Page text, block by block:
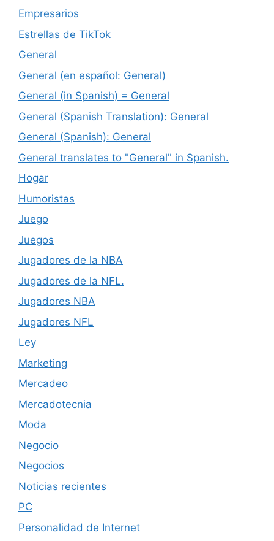
Empresarios
Estrellas de TikTok
General
General (en español: General)
General (in Spanish) = General
General (Spanish Translation): General
General (Spanish): General
General translates to "General" in Spanish.
Hogar
Humoristas
Juego
Juegos
Jugadores de la NBA
Jugadores de la NFL.
Jugadores NBA
Jugadores NFL
Ley
Marketing
Mercadeo
Mercadotecnia
Moda
Negocio
Negocios
Noticias recientes
PC
Personalidad de Internet